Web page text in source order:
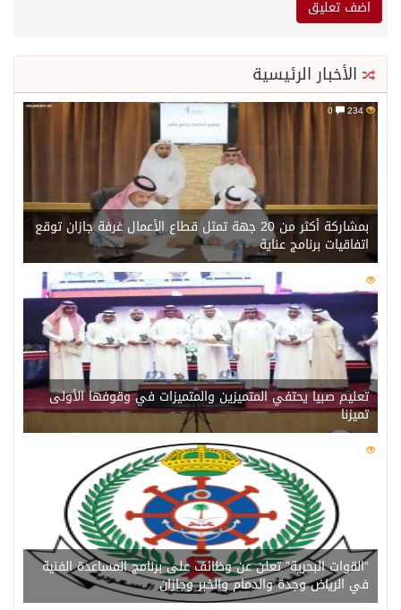
الأخبار الرئيسية
234
بمشاركة أكثر من 20 جهة تمثل قطاع الأعمال غرفة جازان توقع
اتفاقيات برنامج عناية
216
تعليم صبيا يحتفي المتميزين والمتميزات في وقوفها الأولى
تميزنا
209
“القوات البحرية” تعلن عن وظائف على برنامج المساعدة الفنية
في الرياض وجدة والدمام والخبر وجازان